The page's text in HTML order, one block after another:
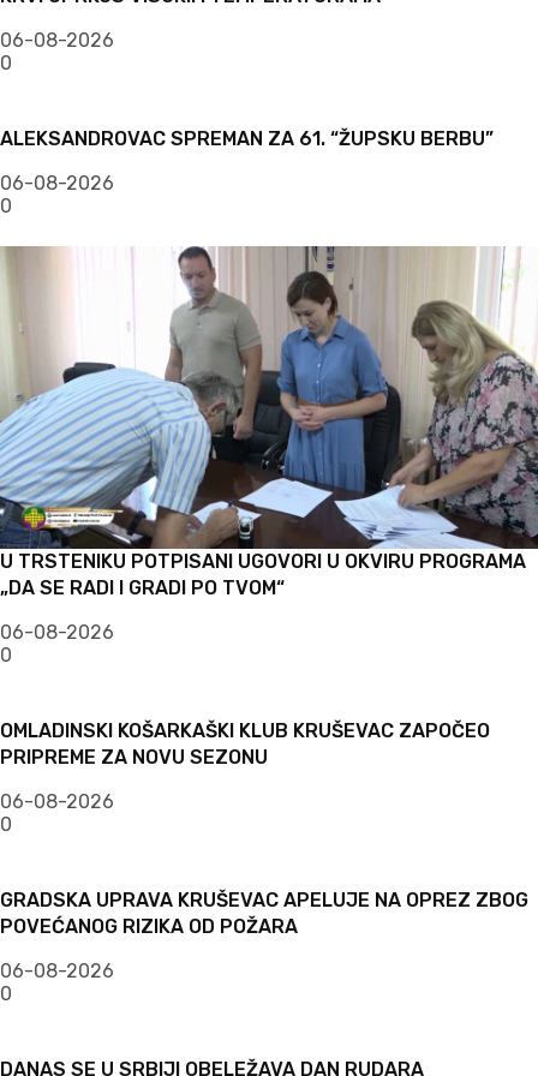
06-08-2026
0
ALEKSANDROVAC SPREMAN ZA 61. “ŽUPSKU BERBU”
06-08-2026
0
U TRSTENIKU POTPISANI UGOVORI U OKVIRU PROGRAMA
„DA SE RADI I GRADI PO TVOM“
06-08-2026
0
OMLADINSKI KOŠARKAŠKI KLUB KRUŠEVAC ZAPOČEO
PRIPREME ZA NOVU SEZONU
06-08-2026
0
GRADSKA UPRAVA KRUŠEVAC APELUJE NA OPREZ ZBOG
POVEĆANOG RIZIKA OD POŽARA
06-08-2026
0
DANAS SE U SRBIJI OBELEŽAVA DAN RUDARA